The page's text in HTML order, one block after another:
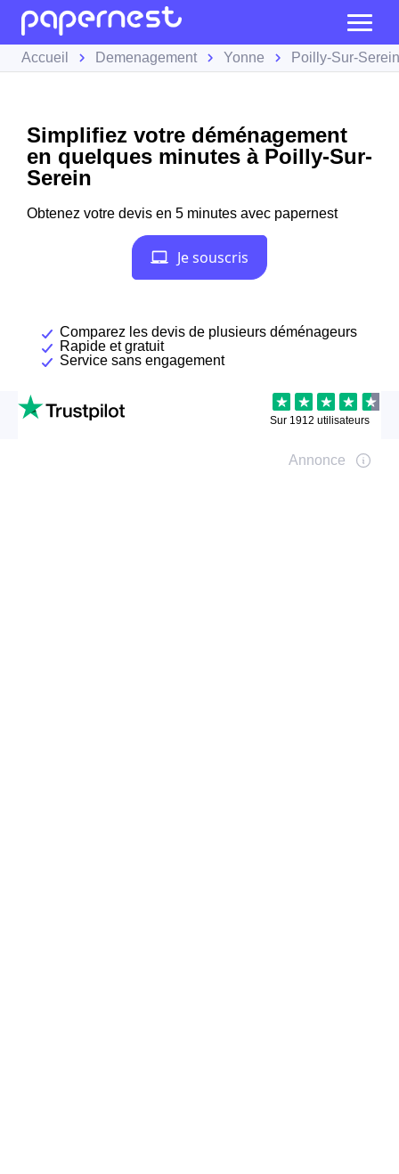
Accueil Demenagement Yonne Poilly-Sur-Serein